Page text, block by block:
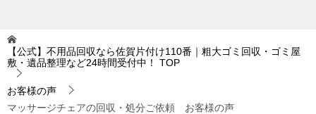
【公式】不用品回収なら佐賀片付け110番｜粗大ゴミ回収・ゴミ屋
敷・遺品整理など24時間受付中！
TOP
お客様の声
マッサージチェアの回収・処分ご依頼 お客様の声